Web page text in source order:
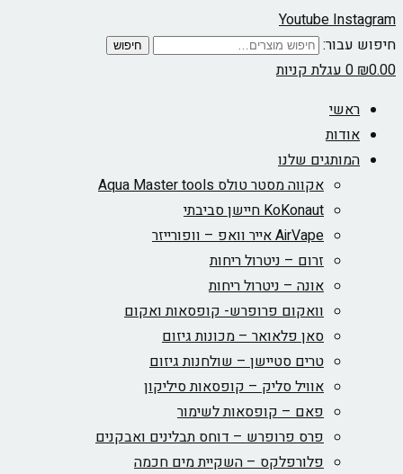
YoutubeInstagram
חיפוש עבור:
חיפוש
₪0.00
0עגלת קניות
ראשי
אודות
המותגים שלנו
אקווה מסטר טולס Aqua Master tools
KoKonaut חיישן סביבתי
AirVape אייר וואפ – וופורייזר
זרום – ניטרול ריחות
אונה – ניטרול ריחות
וואקום פרופרש- קופסאות ואקום
סאן פלאואר – מכונות גיזום
טרים סטיישן – שולחנות גיזום
אוויל סליק – קופסאות סיליקון
פאם – קופסאות לשימור
פרס פרופרש – דוחס תבלינים ואבקנים
פלורפלקס – השקיית מים חכמה